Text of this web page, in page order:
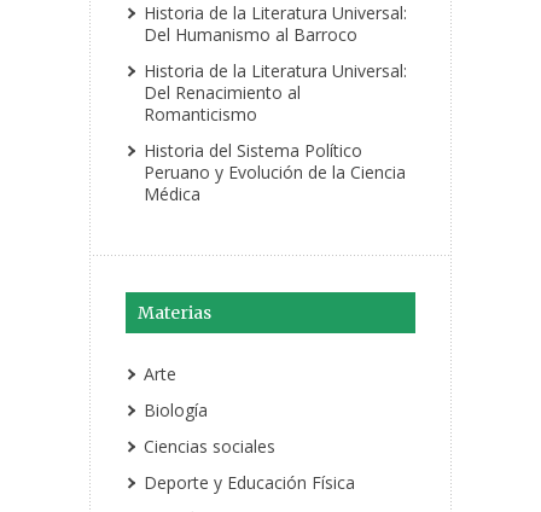
Historia de la Literatura Universal:
Del Humanismo al Barroco
Historia de la Literatura Universal:
Del Renacimiento al
Romanticismo
Historia del Sistema Político
Peruano y Evolución de la Ciencia
Médica
Materias
Arte
Biología
Ciencias sociales
Deporte y Educación Física